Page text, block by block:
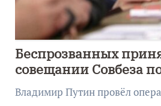
Беспрозванных
совещании Совбеза
руководством Путина
Владимир Путин провёл